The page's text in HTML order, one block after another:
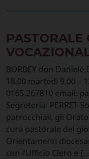
PASTORALE
BORBEY don
18.00 martedì 9.00 –
0165 267810 email:
Segreteria: PERRET
parrocchiali, gli
cura pastorale dei
Orientamenti
con l’Ufficio Clero e